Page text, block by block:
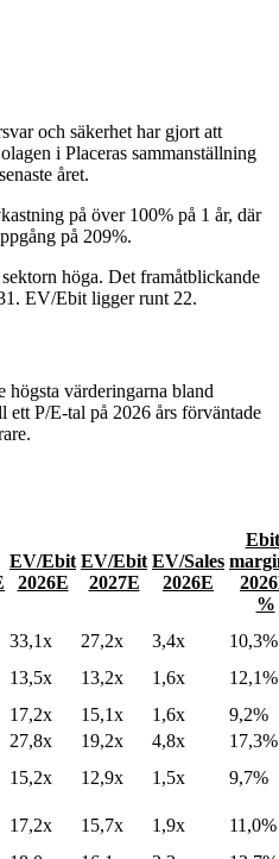
och säkerhet har gjort att
i Placeras sammanställning
året.
på över 100% på 1 år, där
på 209%.
höga. Det framåtblickande
EV/Ebit ligger runt 22.
högsta värderingarna bland
ett P/E-tal på 2026 års förväntade
EV/Ebit
2026E
EV/Ebit
2027E
EV/Sales
2026E
%
33,1x 27,2x 3,4x
10,3%
13,5x 13,2x 1,6x
12,1%
17,2x 15,1x 1,6x
9,2%
27,8x 19,2x 4,8x
17,3%
15,2x 12,9x 1,5x
9,7%
17,2x 15,7x 1,9x
11,0%